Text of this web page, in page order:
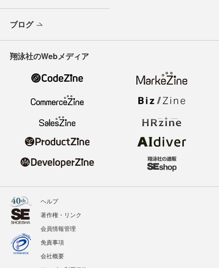
ブログ
翔泳社のWebメディア
ヘルプ
著作権・リンク
会員情報管理
免責事項
会社概要